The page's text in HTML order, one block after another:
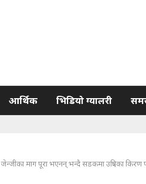
आर्थिक भिडियो ग्यालरी
जेन्जीका माग पूरा भएनन् भन्दै सडकमा उत्रिएका किरण